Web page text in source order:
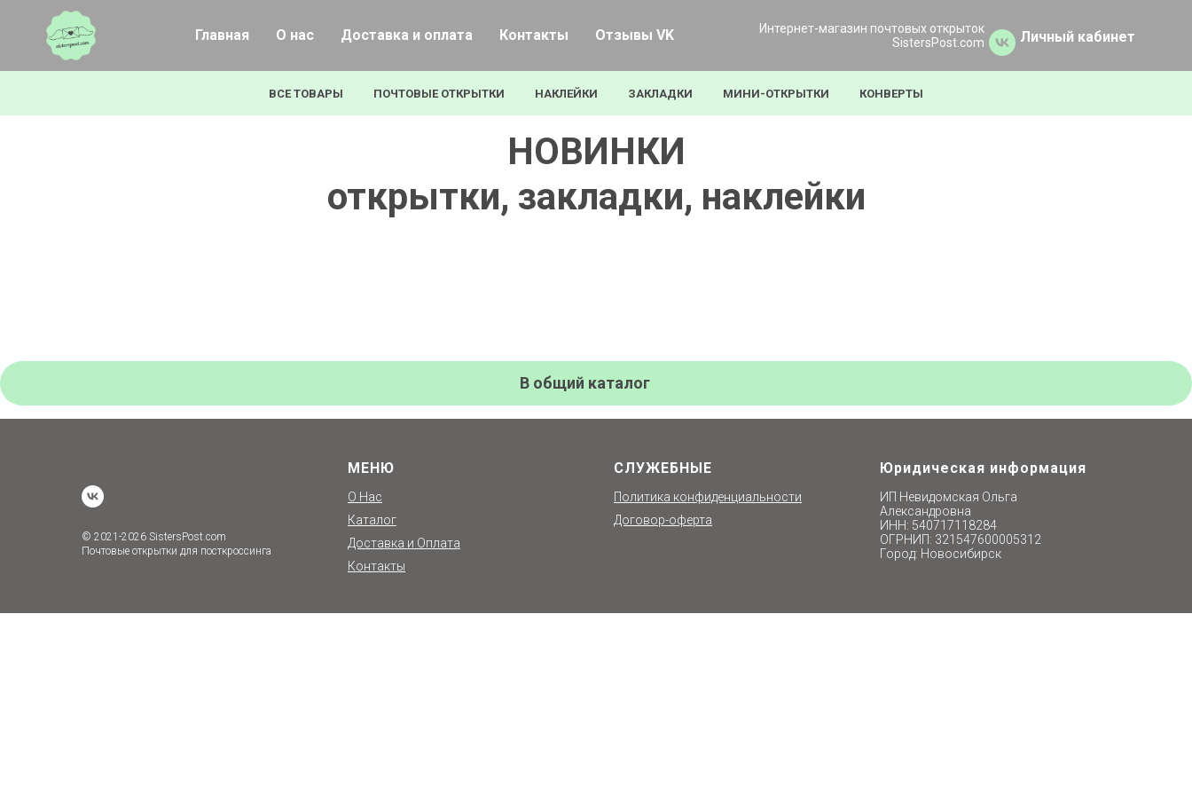
Главная О нас Доставка и оплата Контакты Отзывы VK
Интернет-магазин почтовых открыток
SistersPost.com
Личный кабинет
ВСЕ ТОВАРЫ ПОЧТОВЫЕ ОТКРЫТКИ НАКЛЕЙКИ ЗАКЛАДКИ МИНИ-ОТКРЫТКИ КОНВЕРТЫ
НОВИНКИ
открытки, закладки, наклейки
В общий каталог
© 2021-2026 SistersPost.com
Почтовые открытки для посткроссинга
МЕНЮ
О Нас
Каталог
Доставка и Оплата
Контакты
СЛУЖЕБНЫЕ
Политика конфиденциальности
Договор-оферта
Юридическая информация
ИП Невидомская Ольга
Александровна
ИНН: 540717118284
ОГРНИП: 321547600005312
Город: Новосибирск